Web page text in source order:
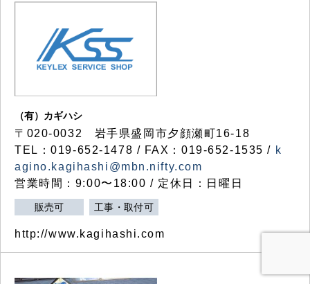
（有）カギハシ
〒020-0032 岩手県盛岡市夕顔瀬町16-18
TEL：019-652-1478 / FAX：019-652-1535 / k
agino.kagihashi@mbn.nifty.com
営業時間：9:00〜18:00 / 定休日：日曜日
販売可 工事・取付可
http://www.kagihashi.com